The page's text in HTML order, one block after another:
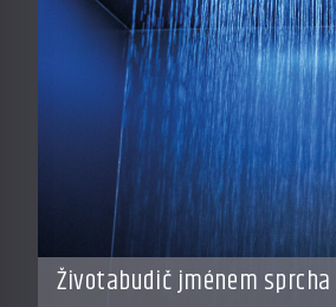
Životabudič jménem sprcha